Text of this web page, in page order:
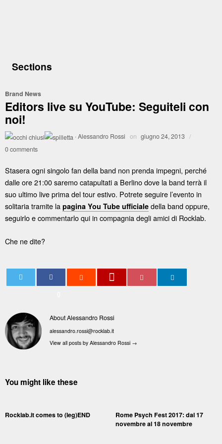
Sections
Brand News
Editors live su YouTube: Seguiteli con
noi!
·Alessandro Rossi on giugno 24, 2013 /
0 comments
Stasera ogni singolo fan della band non prenda impegni, perché
dalle ore 21:00 saremo catapultati a Berlino dove la band terrà il
suo ultimo live prima del tour estivo. Potrete seguire l’evento in
solitaria tramite la pagina You Tube ufficiale della band oppure,
seguirlo e commentarlo qui in compagnia degli amici di Rocklab.
Che ne dite?
About Alessandro Rossi
alessandro.rossi@rocklab.it
View all posts by Alessandro Rossi →
You might like these
Rocklab.it comes to (leg)END
Rome Psych Fest 2017: dal 17
novembre al 18 novembre